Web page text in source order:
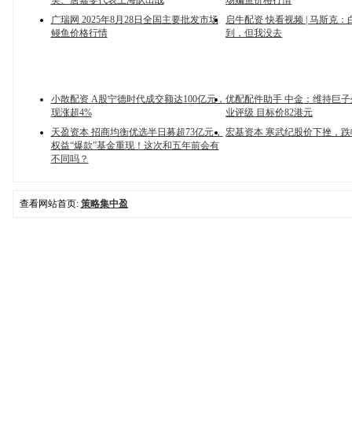
广瑞网 2025年8月28日全国主要批发市场
鳗鱼价格行情
启牛配资 快看视频 | 马斯克：
到，但我没去
小散配资 A股宁德时代成交额达100亿元，
现涨超4%
优配配件助手 中金：维持巨
业评级 目标价82港元
天盈资本 招商均衡优选半日募超73亿元，
权益“爆款”基金重现！这次和五年前会有
不同吗？
宏基资本 寒武纪股价下挫，跌
查看网站首页: 策略集中盈